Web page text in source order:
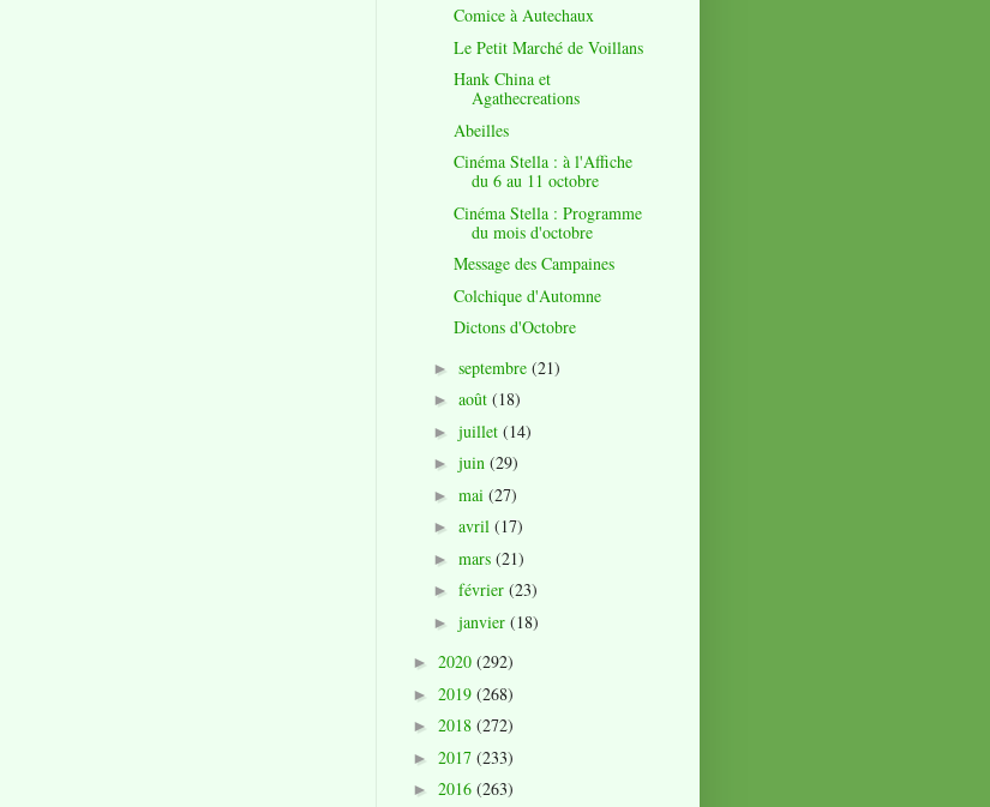
Comice à Autechaux
Le Petit Marché de Voillans
Hank China et
Agathecreations
Abeilles
Cinéma Stella : à l'Affiche
du 6 au 11 octobre
Cinéma Stella : Programme
du mois d'octobre
Message des Campaines
Colchique d'Automne
Dictons d'Octobre
► septembre (21)
► août (18)
► juillet (14)
► juin (29)
► mai (27)
► avril (17)
► mars (21)
► février (23)
► janvier (18)
► 2020 (292)
► 2019 (268)
► 2018 (272)
► 2017 (233)
► 2016 (263)